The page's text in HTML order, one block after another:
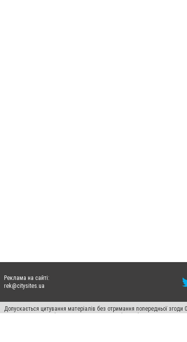
Реклама на сайті:
rek@citysites.ua
Допускається цитування матеріалів без отримання попередньої
пошукових систем гіперпосилання на цитовані статті не нижче